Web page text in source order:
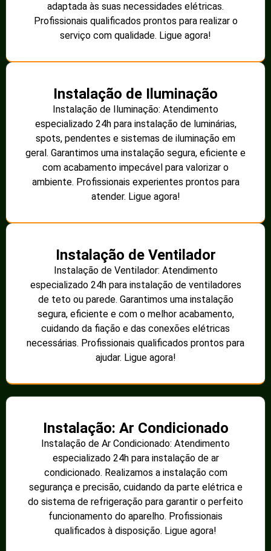
adaptada às suas necessidades elétricas.
Profissionais qualificados prontos para realizar o
serviço com qualidade. Ligue agora!
Instalação de Iluminação
Instalação de Iluminação: Atendimento
especializado 24h para instalação de luminárias,
spots, pendentes e sistemas de iluminação em
geral. Garantimos uma instalação segura, eficiente e
com acabamento impecável para valorizar o
ambiente. Profissionais experientes prontos para
atender. Ligue agora!
Instalação de Ventilador
Instalação de Ventilador: Atendimento
especializado 24h para instalação de ventiladores
de teto ou parede. Garantimos uma instalação
segura, eficiente e com o melhor acabamento,
cuidando da fiação e das conexões elétricas
necessárias. Profissionais qualificados prontos para
ajudar. Ligue agora!
Instalação: Ar Condicionado
Instalação de Ar Condicionado: Atendimento
especializado 24h para instalação de ar
condicionado. Realizamos a instalação com
segurança e precisão, cuidando da parte elétrica e
do sistema de refrigeração para garantir o perfeito
funcionamento do aparelho. Profissionais
qualificados à disposição. Ligue agora!